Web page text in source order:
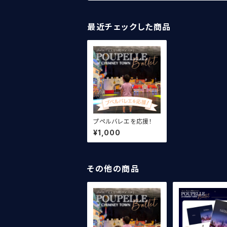
最近チェックした商品
プペルバレエを応援！
¥1,000
その他の商品